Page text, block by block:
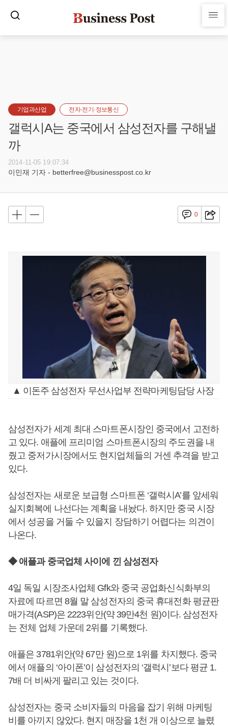
기업과산업 전자·전기·정보통신
갤럭시A는 중국에서 삼성전자를 구해낼
까
2014-11-05 19:07:34
이민재 기자 - betterfree@businesspost.co.kr
0
▲ 이돈주 삼성전자 무선사업부 전략마케팅담당 사장
삼성전자가 세계 최대 스마트폰시장인 중국에서 고전하
고 있다. 애플에 프리미엄 스마트폰시장의 주도권을 내
줬고 중저가시장에서도 현지업체들의 거센 추격을 받고
있다.
삼성전자는 새로운 보급형 스마트폰 ‘갤럭시A’를 앞세워
실지회복에 나선다는 계획을 내놨다. 하지만 중국 시장
에서 성공을 거둘 수 있을지 장담하기 어렵다는 의견이
나온다.
◆ 애플과 중국업체 사이에 낀 삼성전자
4일 독일 시장조사업체 Gfk와 중국 공업화신식화부의
자료에 따르면 8월 말 삼성전자의 중국 휴대전화 평균판
매가격(ASP)은 2223위안(약 39만4천 원)이다. 삼성전자
는 전체 업체 가운데 2위를 기록했다.
애플은 3781위안(약 67만 원)으로 1위를 차지했다. 중국
에서 애플의 ‘아이폰’이 삼성전자의 ‘갤럭시’보다 평균 1.
7배 더 비싸게 팔리고 있는 것이다.
삼성전자는 중국 소비자들의 마음을 잡기 위해 마케팅
비를 아끼지 않았다. 현지 매장을 1천 개 이상으로 늘렸